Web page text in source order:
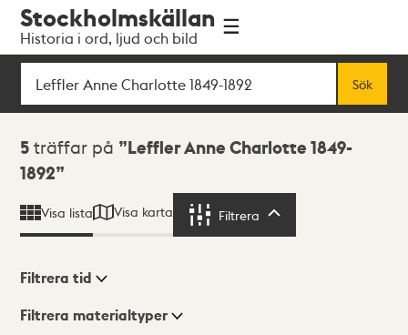
navigationen
huvudinnehållet
Stockholmskällan
Historia i ord, ljud och bild
Sök
Sök
Sökresultat
5 träffar på
Leffler Anne Charlotte 1849-
1892
Visa lista Visa karta Filtrera
Visningsläge
Filtrera tid
Filtrera materialtyper